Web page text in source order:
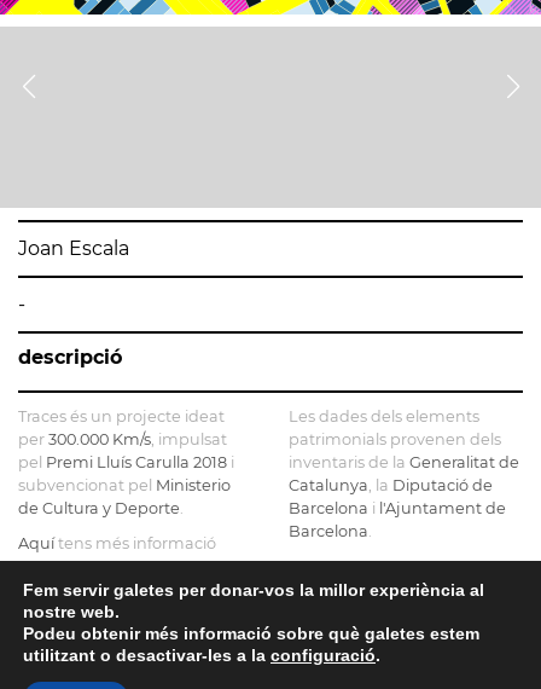
Joan Escala
-
descripció
Traces és un projecte ideat
per 300.000 Km/s , impulsat
pel Premi Lluís Carulla 2018 i
subvencionat pel Ministerio
de Cultura y Deporte
Aquítens més informació
sobre el projecte
Si ens vols contactar pots fer-
ho a info@tracesmap.org
Les dades dels elements
patrimonials provenen dels
inventaris de la Generalitat de
Catalunya , la Diputació de
Barcelona i l'Ajuntament de
Barcelona
El mapa base ha estat
realitzat amb dades de la
, l'Institut Cartogràfic i
Geològic de Catalunya
Fem servir galetes per donar-vos la millor experiència al
nostre web.
Podeu obtenir més informació sobre què galetes estem
utilitzant o desactivar-les a la configuració.